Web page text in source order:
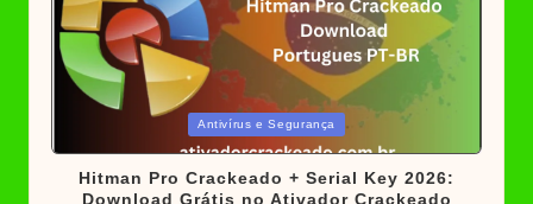
Antivírus e Segurança
Hitman Pro Crackeado + Serial Key 2026:
Download Grátis no Ativador Crackeado